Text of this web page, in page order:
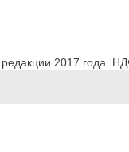
2017 года.